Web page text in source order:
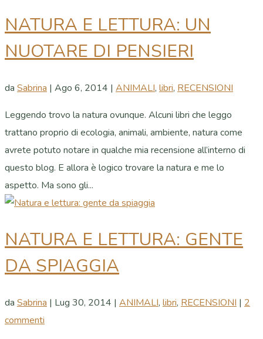
NATURA E LETTURA: UN
NUOTARE DI PENSIERI
da Sabrina | Ago 6, 2014 | ANIMALI, libri, RECENSIONI
Leggendo trovo la natura ovunque. Alcuni libri che leggo
trattano proprio di ecologia, animali, ambiente, natura come
avrete potuto notare in qualche mia recensione all’interno di
questo blog. E allora è logico trovare la natura e me lo
aspetto. Ma sono gli...
NATURA E LETTURA: GENTE
DA SPIAGGIA
da Sabrina | Lug 30, 2014 | ANIMALI, libri, RECENSIONI | 2
commenti